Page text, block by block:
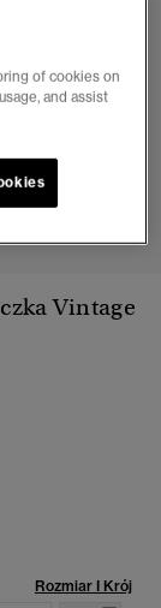
Vintage
Rozmiar I Krój
of cookies on
and assist